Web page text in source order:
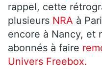
rappel, cette
plusieurs NRA à
encore à Nancy, et
abonnés à faire
Univers Freebox.